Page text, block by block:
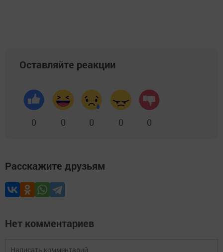
Оставляйте реакции
0 0 0 0 0
Расскажите друзьям
Нет комментариев